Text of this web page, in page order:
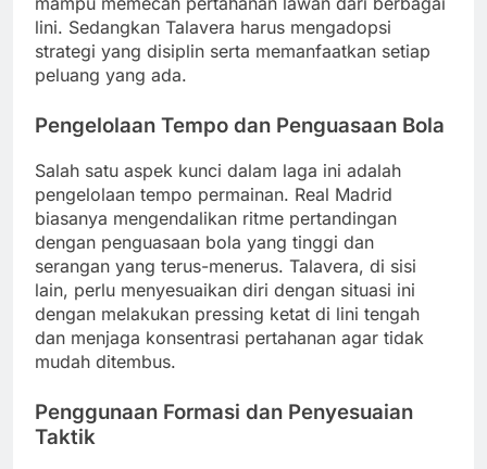
lini. Sedangkan Talavera harus mengadopsi
strategi yang disiplin serta memanfaatkan setiap
peluang yang ada.
Pengelolaan Tempo dan Penguasaan Bola
Salah satu aspek kunci dalam laga ini adalah
pengelolaan tempo permainan. Real Madrid
biasanya mengendalikan ritme pertandingan
dengan penguasaan bola yang tinggi dan
serangan yang terus-menerus. Talavera, di sisi
lain, perlu menyesuaikan diri dengan situasi ini
dengan melakukan pressing ketat di lini tengah
dan menjaga konsentrasi pertahanan agar tidak
mudah ditembus.
Penggunaan Formasi dan Penyesuaian
Taktik